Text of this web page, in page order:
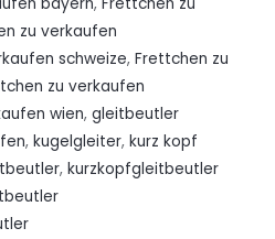
zu verkaufen
schweize, Frettchen zu
zu verkaufen
wien, gleitbeutler
, kugelgleiter, kurz kopf
, kurzkopfgleitbeutler